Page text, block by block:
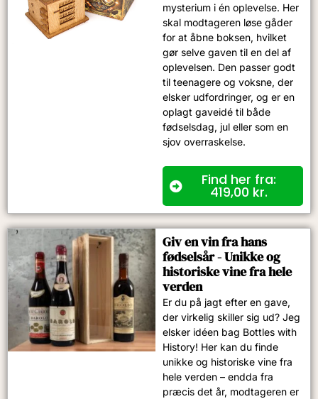
mysterium i én oplevelse. Her
skal modtageren løse gåder
for at åbne boksen, hvilket
gør selve gaven til en del af
oplevelsen. Den passer godt
til teenagere og voksne, der
elsker udfordringer, og er en
oplagt gaveidé til både
fødselsdag, jul eller som en
sjov overraskelse.
Find her fra:
419,00 kr.
Giv en vin fra hans
fødselsår - Unikke og
historiske vine fra hele
verden
Er du på jagt efter en gave,
der virkelig skiller sig ud? Jeg
elsker idéen bag Bottles with
History! Her kan du finde
unikke og historiske vine fra
hele verden – endda fra
præcis det år, modtageren er